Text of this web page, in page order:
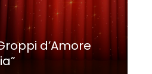
d’Amore